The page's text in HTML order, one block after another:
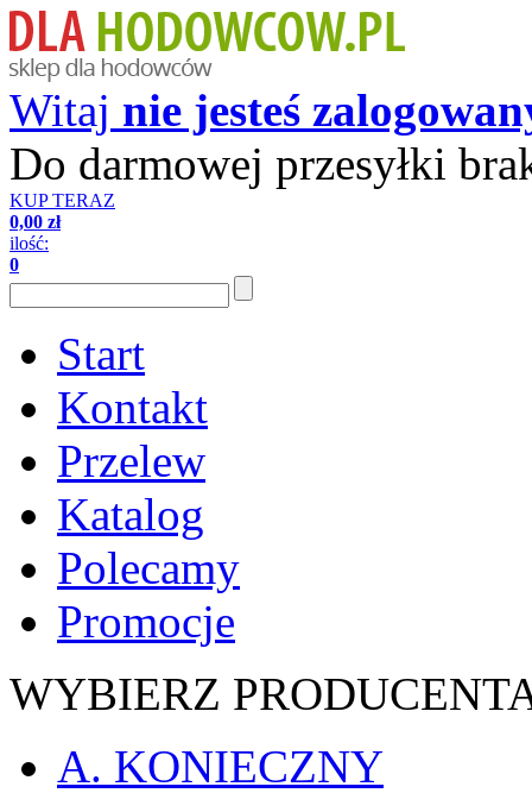
Witaj nie jesteś
Do darmowej przesyłki
KUP TERAZ
0,00 zł
ilość:
0
Start
Kontakt
Przelew
Katalog
Polecamy
Promocje
WYBIERZ
A. KONIECZNY